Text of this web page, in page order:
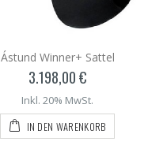
Ástund Winner+ Sattel
3.198,00 €
Inkl. 20% MwSt.
IN DEN WARENKORB